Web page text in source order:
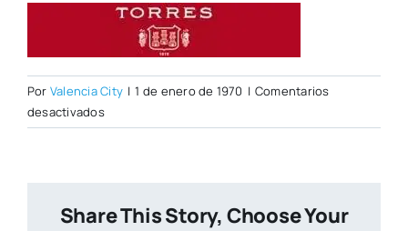
Por Valencia City | 1 de enero de 1970 | Comentarios
desactivadosen
ccvinostorres.jpg
Share This Story, Choose Your